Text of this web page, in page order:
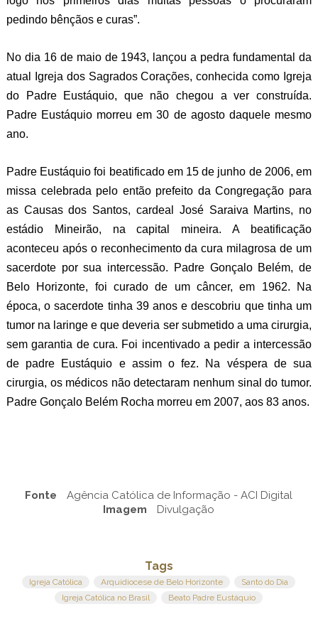
pedindo bênçãos e curas”.
No dia 16 de maio de 1943, lançou a pedra fundamental da
atual Igreja dos Sagrados Corações, conhecida como Igreja
do Padre Eustáquio, que não chegou a ver construída.
Padre Eustáquio morreu em 30 de agosto daquele mesmo
ano.
Padre Eustáquio foi beatificado em 15 de junho de 2006, em
missa celebrada pelo então prefeito da Congregação para
as Causas dos Santos, cardeal José Saraiva Martins, no
estádio Mineirão, na capital mineira. A beatificação
aconteceu após o reconhecimento da cura milagrosa de um
sacerdote por sua intercessão. Padre Gonçalo Belém, de
Belo Horizonte, foi curado de um câncer, em 1962. Na
época, o sacerdote tinha 39 anos e descobriu que tinha um
tumor na laringe e que deveria ser submetido a uma cirurgia,
sem garantia de cura. Foi incentivado a pedir a intercessão
de padre Eustáquio e assim o fez. Na véspera de sua
cirurgia, os médicos não detectaram nenhum sinal do tumor.
Padre Gonçalo Belém Rocha morreu em 2007, aos 83 anos.
Fonte
Agência Católica de Informação - ACI Digital
Imagem
Divulgação
Tags
Igreja Católica Arquidiocese de Belo Horizonte
Santo do Dia
Igreja Católica no Brasil
Beato Padre Eustáquio